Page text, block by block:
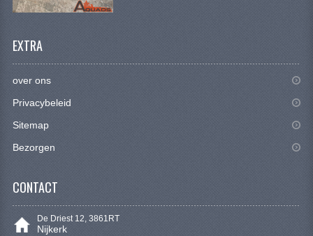
EXTRA
over ons
Privacybeleid
Sitemap
Bezorgen
CONTACT
De Driest 12, 3861RT
Nijkerk